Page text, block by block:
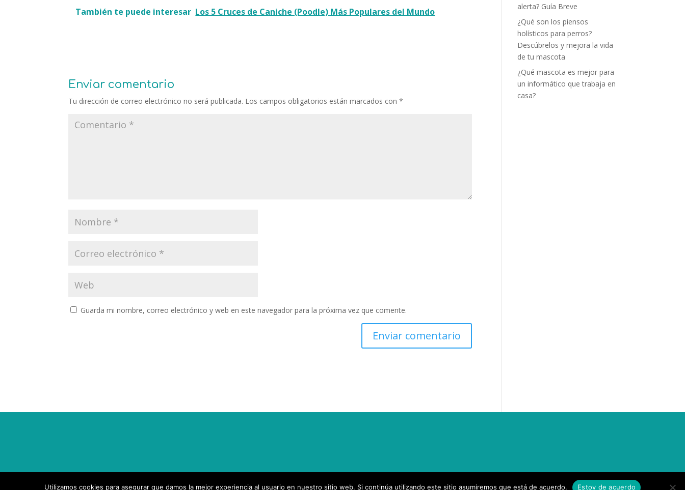
También te puede interesar Los 5 Cruces de Caniche (Poodle) Más Populares del Mundo
Enviar comentario
Tu dirección de correo electrónico no será publicada. Los campos obligatorios están marcados con*
Guarda mi nombre, correo electrónico y web en este navegador para la próxima vez que comente.
alerta? Guía Breve
¿Qué son los piensos
holísticos para perros?
Descúbrelos y mejora la vida
de tu mascota
¿Qué mascota es mejor para
un informático que trabaja en
casa?
Utilizamos cookies para asegurar que damos la mejor experiencia al usuario en nuestro sitio web. Si continúa utilizando este sitio asumiremos que está de acuerdo. Estoy de acuerdo